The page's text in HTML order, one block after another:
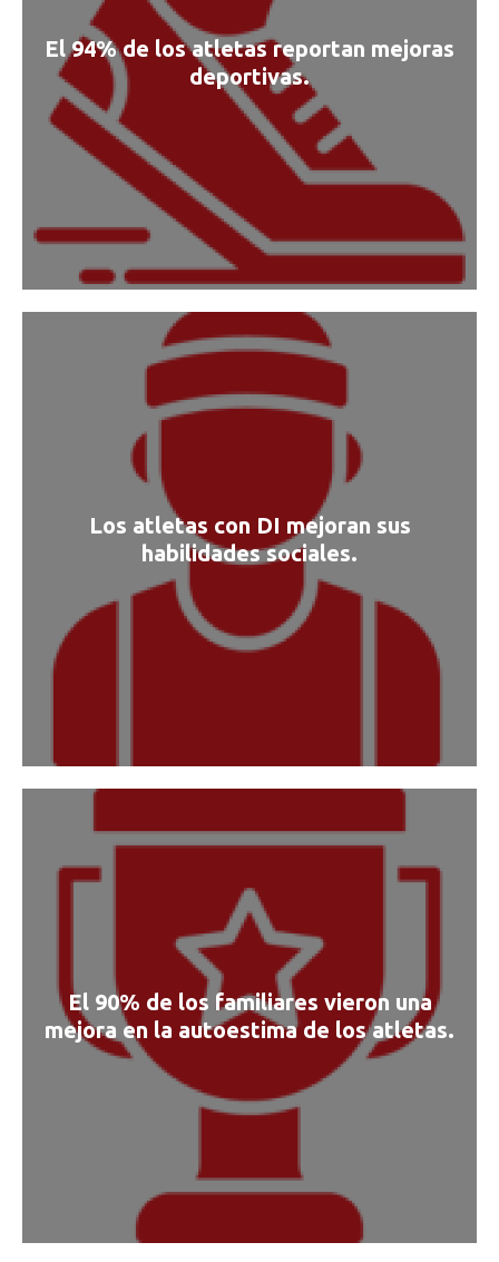
El 94% de los atletas reportan mejoras
deportivas.
Los atletas con DI mejoran sus
habilidades sociales.
El 90% de los familiares vieron una
mejora en la autoestima de los atletas.